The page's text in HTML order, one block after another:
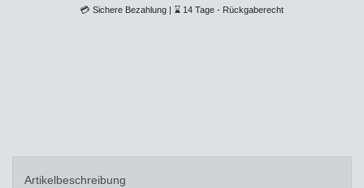
💳 Sichere Bezahlung | ⌛ 14 Tage - Rückgaberecht
Artikelbeschreibung